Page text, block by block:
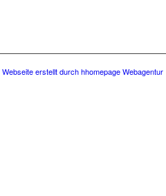
Webseite erstellt durch hhomepage Webagentur